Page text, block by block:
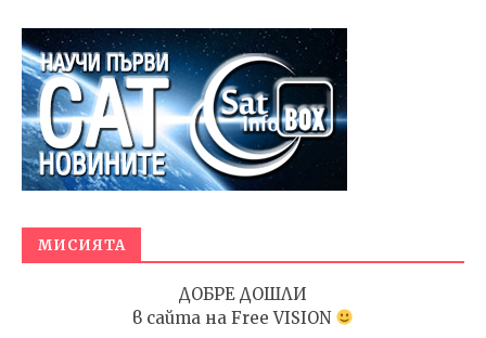
МИСИЯТА
ДОБРЕ ДОШЛИ
в сайта на Free VISION